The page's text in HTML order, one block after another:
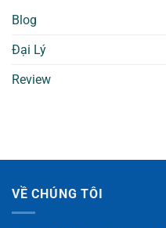
Blog
Đại Lý
Review
VỀ CHÚNG TÔI